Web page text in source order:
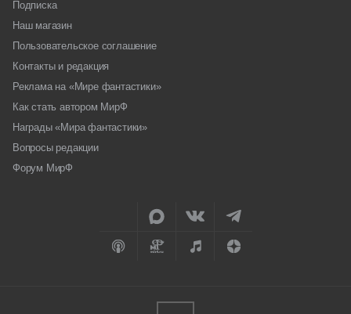
Подписка
Наш магазин
Пользовательское соглашение
Контакты и редакция
Реклама на «Мире фантастики»
Как стать автором МирФ
Награды «Мира фантастики»
Вопросы редакции
Форум МирФ